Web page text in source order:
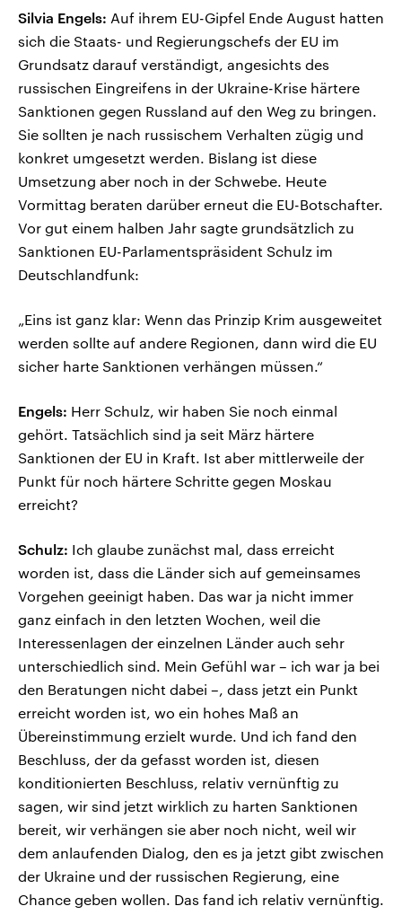
Silvia Engels: Auf ihrem EU-Gipfel Ende August hatten
sich die Staats- und Regierungschefs der EU im
Grundsatz darauf verständigt, angesichts des
russischen Eingreifens in der Ukraine-Krise härtere
Sanktionen gegen Russland auf den Weg zu bringen.
Sie sollten je nach russischem Verhalten zügig und
konkret umgesetzt werden. Bislang ist diese
Umsetzung aber noch in der Schwebe. Heute
Vormittag beraten darüber erneut die EU-Botschafter.
Vor gut einem halben Jahr sagte grundsätzlich zu
Sanktionen EU-Parlamentspräsident Schulz im
Deutschlandfunk:
„Eins ist ganz klar: Wenn das Prinzip Krim ausgeweitet
werden sollte auf andere Regionen, dann wird die EU
sicher harte Sanktionen verhängen müssen.“
Engels: Herr Schulz, wir haben Sie noch einmal
gehört. Tatsächlich sind ja seit März härtere
Sanktionen der EU in Kraft. Ist aber mittlerweile der
Punkt für noch härtere Schritte gegen Moskau
erreicht?
Schulz: Ich glaube zunächst mal, dass erreicht
worden ist, dass die Länder sich auf gemeinsames
Vorgehen geeinigt haben. Das war ja nicht immer
ganz einfach in den letzten Wochen, weil die
Interessenlagen der einzelnen Länder auch sehr
unterschiedlich sind. Mein Gefühl war – ich war ja bei
den Beratungen nicht dabei –, dass jetzt ein Punkt
erreicht worden ist, wo ein hohes Maß an
Übereinstimmung erzielt wurde. Und ich fand den
Beschluss, der da gefasst worden ist, diesen
konditionierten Beschluss, relativ vernünftig zu
sagen, wir sind jetzt wirklich zu harten Sanktionen
bereit, wir verhängen sie aber noch nicht, weil wir
dem anlaufenden Dialog, den es ja jetzt gibt zwischen
der Ukraine und der russischen Regierung, eine
Chance geben wollen. Das fand ich relativ vernünftig.